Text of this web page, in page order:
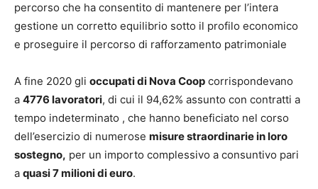
percorso che ha consentito di mantenere per l’intera
gestione un corretto equilibrio sotto il profilo economico
e proseguire il percorso di rafforzamento patrimoniale
A fine 2020 gli occupati di Nova Coop corrispondevano
a 4776 lavoratori, di cui il 94,62% assunto con contratti a
tempo indeterminato , che hanno beneficiato nel corso
dell’esercizio di numerose misure straordinarie in loro
sostegno, per un importo complessivo a consuntivo pari
a quasi 7 milioni di euro.